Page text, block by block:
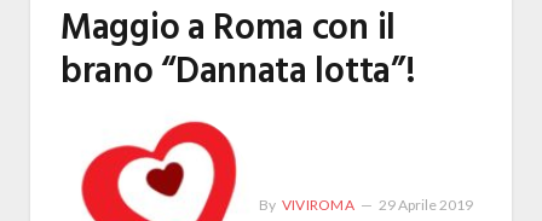
Maggio a Roma con il
brano “Dannata lotta”!
By VIVIROMA 29 Aprile 2019